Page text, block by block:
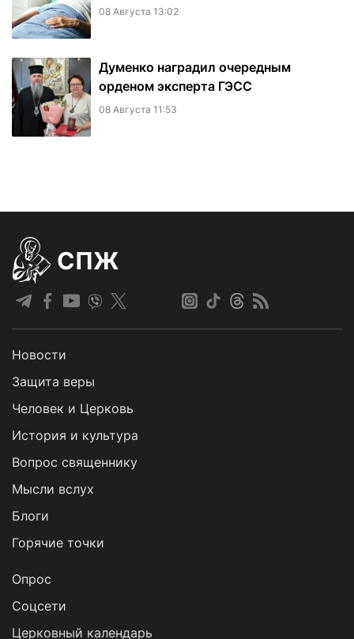
08 Августа 13:02
Думенко наградил очередным
орденом эксперта ГЭСС
08 Августа 11:53
СПЖ
Новости
Защита веры
Человек и Церковь
История и культура
Вопрос священнику
Мысли вслух
Блоги
Горячие точки
Опрос
Cоцсети
Церковный календарь